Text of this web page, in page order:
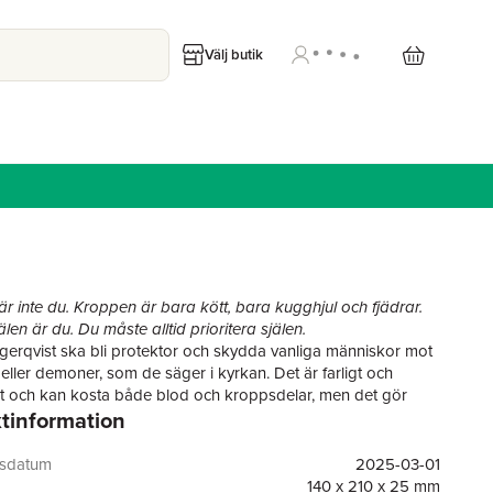
Välj butik
inte du. Kroppen är bara kött, bara kugghjul och fjädrar.
är du. Du måste alltid prioritera själen.
ska bli protektor och skydda vanliga människor mot
demoner, som de säger i kyrkan. Det är farligt och
och kan kosta både blod och kroppsdelar, men det gör
länge själen förblir hel. Gör ingenting så länge man har
sig med. Kom ihåg att allt kan ersättas! Kött och ben eller
spelar ingen roll när det ändå bara är kugghjul och
2025-03-01
140 x 210 x 25 mm